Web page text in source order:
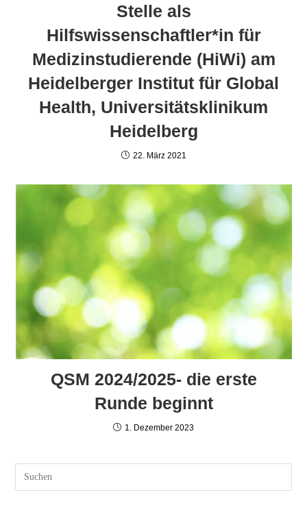
Stelle als
Hilfswissenschaftler*in für
Medizinstudierende (HiWi) am
Heidelberger Institut für Global
Health, Universitätsklinikum
Heidelberg
22. März 2021
QSM 2024/2025- die erste
Runde beginnt
1. Dezember 2023